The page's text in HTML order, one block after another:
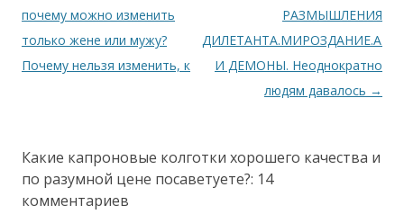
почему можно изменить
только жене или мужу?
Почему нельзя изменить, к
РАЗМЫШЛЕНИЯ
И ДЕМОНЫ. Неоднократно
людям давалось →
Какие капроновые колготки хорошего качества и
по разумной цене посаветуете?: 14
комментариев